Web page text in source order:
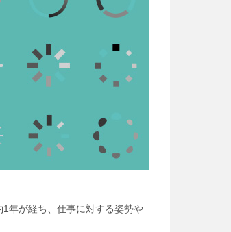
年が経ち、仕事に対する姿勢や